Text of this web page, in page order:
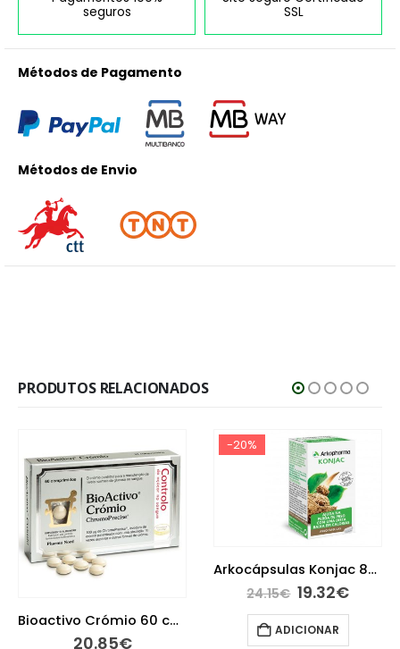
seguros
SSL
Métodos de Pagamento
Métodos de Envio
PRODUTOS RELACIONADOS
Bioactivo Crómio 60 comprimidos
20.85€
-20%
Arkocápsulas Konjac 80 cápsulas
24.15€ 19.32€
ADICIONAR